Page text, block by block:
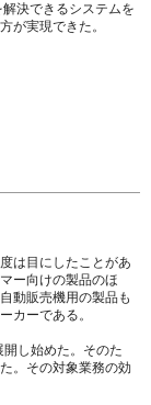
決できるシステムを
が実現できた。
は目にしたことがあ
ー向けの製品のほ
動販売機用の製品も
カーである。
し始めた。そのた
。その対象業務の効